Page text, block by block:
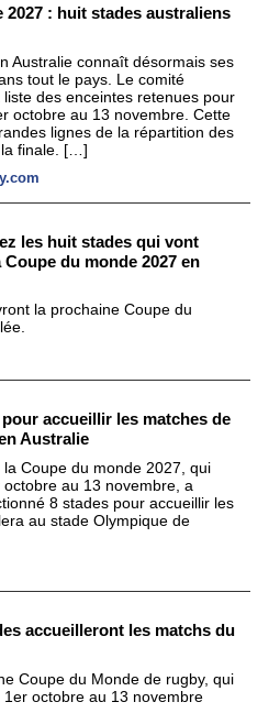
2027 : huit stades australiens
Australie connaît désormais ses
tout le pays. Le comité
liste des enceintes retenues pour
octobre au 13 novembre. Cette
lignes de la répartition des
la finale. […]
les huit stades qui vont
du monde 2027 en
la prochaine Coupe du
accueillir les matches de
Australie
Coupe du monde 2027, qui
au 13 novembre, a
8 stades pour accueillir les
au stade Olympique de
accueilleront les matchs du
Coupe du Monde de rugby, qui
octobre au 13 novembre